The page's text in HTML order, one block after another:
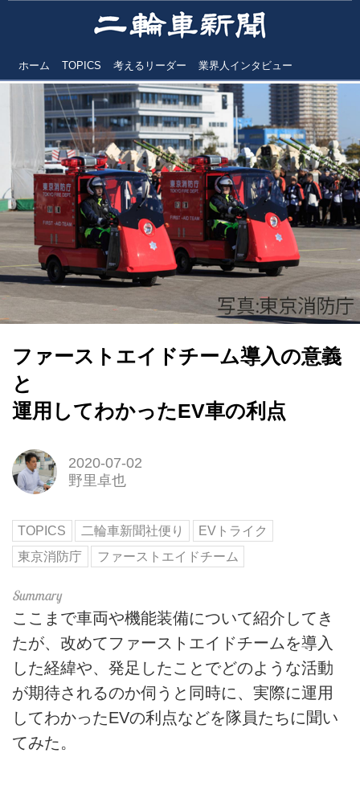
ホーム TOPICS 考えるリーダー 業界人インタビュー
ファーストエイドチーム導入の意義
と
運用してわかったEV車の利点
2020-07-02
野里卓也
TOPICS 二輪車新聞社便り
EVトライク
東京消防庁
ファーストエイドチーム
ここまで車両や機能装備について紹介してき
たが、改めてファーストエイドチームを導入
した経緯や、発足したことでどのような活動
が期待されるのか伺うと同時に、実際に運用
してわかったEVの利点などを隊員たちに聞い
てみた。